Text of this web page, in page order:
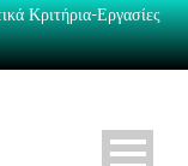
Κριτήρια-Εργασίες